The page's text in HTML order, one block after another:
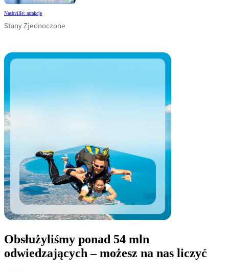
Nashville: atrakcje
Stany Zjednoczone
Obsłużyliśmy ponad 54 mln
odwiedzających – możesz na nas liczyć